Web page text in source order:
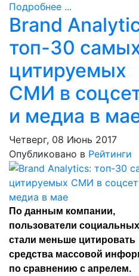
Подробнее ...
Brand
топ-30
цитируемых
СМИ в
и медиа в
Четверг, 08 Июнь 2017
Опубликовано в Рейтинги
По данным компании,
пользователи
стали меньше цитировать
средства массовой
по сравнению с апрелем.